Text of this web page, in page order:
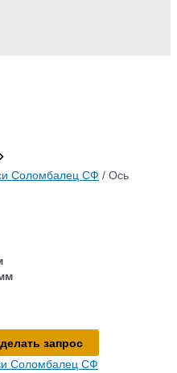
Соломбалец СФ / Ось
запрос
Соломбалец СФ